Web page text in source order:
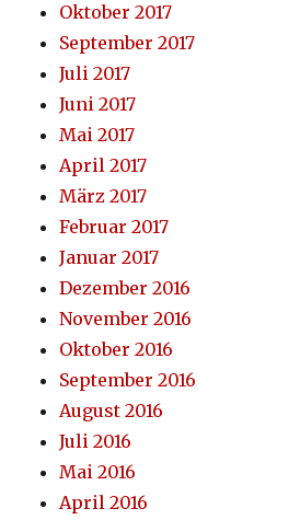
Oktober 2017
September 2017
Juli 2017
Juni 2017
Mai 2017
April 2017
März 2017
Februar 2017
Januar 2017
Dezember 2016
November 2016
Oktober 2016
September 2016
August 2016
Juli 2016
Mai 2016
April 2016